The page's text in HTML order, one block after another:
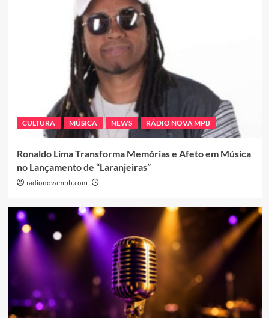
CULTURA MÚSICA NEWS RÁDIO NOVA MPB
Ronaldo Lima Transforma Memórias e Afeto em Música
no Lançamento de “Laranjeiras”
radionovampb.com